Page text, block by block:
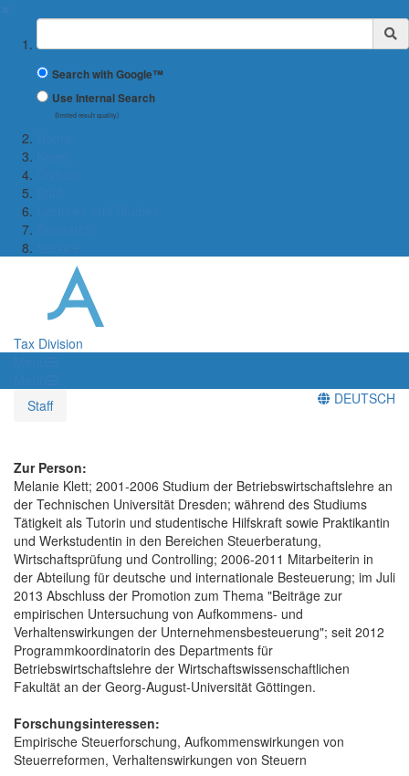
Suchbegriff
Search with Google™
Use Internal Search
(limited result quality)
Tax Division
Staff
DEUTSCH
Zur Person:
Melanie Klett; 2001-2006 Studium der Betriebswirtschaftslehre an
der Technischen Universität Dresden; während des Studiums
Tätigkeit als Tutorin und studentische Hilfskraft sowie Praktikantin
und Werkstudentin in den Bereichen Steuerberatung,
Wirtschaftsprüfung und Controlling; 2006-2011 Mitarbeiterin in
der Abteilung für deutsche und internationale Besteuerung; im Juli
2013 Abschluss der Promotion zum Thema "Beiträge zur
empirischen Untersuchung von Aufkommens- und
Verhaltenswirkungen der Unternehmensbesteuerung"; seit 2012
Programmkoordinatorin des Departments für
Betriebswirtschaftslehre der Wirtschaftswissenschaftlichen
Fakultät an der Georg-August-Universität Göttingen.
Forschungsinteressen:
Empirische Steuerforschung, Aufkommenswirkungen von
Steuerreformen, Verhaltenswirkungen von Steuern